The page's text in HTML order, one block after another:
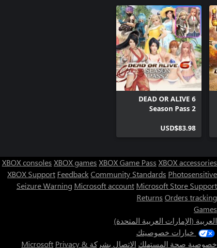
DEAD OR ALIVE 6
Season Pass 2
USD$83.98
XBOX consoles XBOX games XBOX Game Pass XBOX accessories
XBOX Support FeedbackCommunity Standards Photosensitive
Seizure Warning Microsoft account Microsoft Store Support
Returns Orders tracking
Games
العربية (الإمارات العربية المتحدة)
خيارات خصوصيتك
خصوصية صحة المستهلك الاتصال بشركة Microsoft Privacy &